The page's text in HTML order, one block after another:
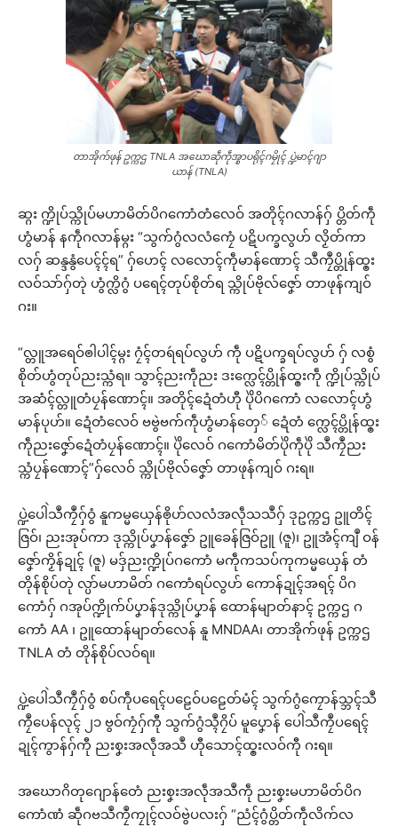
တာအိုက်ဖုန် ဥက္ကဌ TNLA အဃောဆဵုကဵုအ္စာပရိုၚ်ဂမၠိုၚ် ပ္ဍဲမာၚ်ဂျာ
ယာန် (TNLA)
ဆ္ဂး က္ဍိုပ်သ္ကိုပ်မဟာမိတ်ပိဂကောံတံလေဝ် အတိုၚ်ဂလာန်ဂှ် ပ္တိတ်ကဵု
ဟွံမာန် နကဵုဂလာန်မ္ဂး “သွက်ဂွံလလံကၠေံ ပဋိပက္ခလွဟ် လၟိတ်ကာ
လဂှ် ဆန္ဒနွံပေၚ်ၚ်ရ” ဂှ်ဟေၚ် လလောၚ်ကဵုမာန်ဏောၚ် သဳကၠဳပ္တိုန်ထ္ၜး
လဝ်သာ်ဂှ်တုဲ ဟွံက္လိဂွံ ပရေၚ်တုပ်စိုတ်ရ သ္ကိုပ်ဗိုလ်ဇၞော် တာဖုန်ကျဝ်
ဂး။
“လ္တူအရေဝ်ၜါပါၚ်မ္ဂး ဂၠံၚ်တရဴရပ်လွဟ် ကဵု ပဋိပက္ခရပ်လွဟ် ဂှ် လစွံ
စိုတ်ဟွံတုပ်ညးသ္ကံရ။ သွာၚ်ညးကဵုညး ဒးက္လေၚ်ပ္တိုန်ထ္ၜးကဵု က္ဍိုပ်သ္ကိုပ်
အဆံၚ်လ္တူတံပၠန်ဏောၚ်။ အတိုၚ်ဍေံတံဟီု ပိုဲပိဂကောံ လလောၚ်ဟွံ
မာန်ပုဟ်။ ဍေံတံလေဝ် ဗဗွဲဗက်ကဵုဟွံမာန်တှေ် ဍေံတံ က္လေၚ်ပ္တိုန်ထ္ၜး
ကဵုညးဇၞော်ဍေံတံပၠန်ဏောၚ်။ ပိုဲလေဝ် ဂကောံမိတ်ပိုဲကဵုပိုဲ သဳကၠဳညး
သ္ကံပၠန်ဏောၚ်”ဂှ်လေဝ် သ္ကိုပ်ဗိုလ်ဇၞော် တာဖုန်ကျဝ် ဂးရ။
ပ္ဍဲပေါဲသဳကၠဳဂှ်ဝွံ နူကမ္မယှေန်ၜိုဟ်လလံအလဵုသသဳဂှ် ဒုဥက္ကဌ ဥူတိၚ်
ဇြဝ်၊ ညးအုပ်ကာ ဒုသ္ကိုပ်ပၞာန်ဇၞော် ဥူခေန်ဇြဝ်ဥူ (ဇူ)၊ ဥူအံၚ်ကျဳ ဝန်
ဇၞော်ကၟိန်ဍုၚ် (ဇူ) မဒှ်ညးက္ဍိုပ်ဂကောံ မကဵုကသပ်ကုကမ္မယှေန် တံ
တိုန်စိုပ်တုဲ လ္ပာ်မဟာမိတ် ဂကောံရပ်လွဟ် ကောန်ဍုၚ်အရၚ် ပိဂ
ကောံဂှ် ဂအုပ်က္ဍိုက်ပ်ပၞာန်ဒုသ္ကိုပ်ပၞာန် ထောန်မျာတ်နာၚ် ဥက္ကဌ ဂ
ကောံ AA ၊ ဥူထောန်မျာတ်လေန် နူ MNDAA၊ တာအိုက်ဖုန် ဥက္ကဌ
TNLA တံ တိုန်စိုပ်လဝ်ရ။
ပ္ဍဲပေါဲသဳကၠဳဂှ်ဝွံ စပ်ကဵုပရေၚ်ပဠေဝ်ပဠေတ်မံၚ် သွက်ဂွံကၠောန်သ္ဘၚ်သဳ
ကၠဳပေန်လုၚ် ၂၁ ဗွဝ်ကၠံဂှ်ကီု သွက်ဂွံသ္ၚဳဂၠိပ် မူပၞောန် ပေါဲသဳကၠဳပရေၚ်
ဍုၚ်ကွာန်ဂှ်ကီု ညးစၞးအလဵုအသဳ ဟီုသောၚ်ထ္ၜးလဝ်ကီု ဂးရ။
အဃောဂိတုဂျောန်တေံ ညးစၞးအလဵုအသဳကဵု ညးစၞးမဟာမိတ်ပိဂ
ကောံဏံ ဆဵုဂဗသဳကၠဳကၠုၚ်လဝ်ဗွဲပလးဂှ် “ညံၚ်ဂွံပ္တိတ်ကဵုလိက်လ